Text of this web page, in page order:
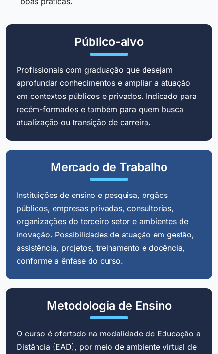
Público-alvo
Profissionais com graduação que desejam
aprofundar conhecimentos e ampliar a atuação
em contextos públicos e privados. Indicado para
recém-formados e também para quem busca
atualização ou transição de carreira.
Mercado de Trabalho
Instituições de ensino e pesquisa, órgãos
públicos, empresas privadas, consultorias,
organizações do terceiro setor e ambientes de
inovação. Possibilidades de atuação em gestão,
assistência, projetos, treinamento e docência,
conforme a ênfase do curso.
Metodologia de Ensino
O curso é ofertado na modalidade de Educação a
Distância (EAD), por meio de ambiente virtual de